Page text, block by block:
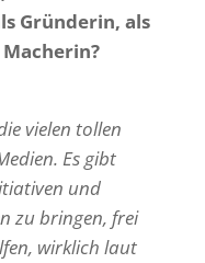
Gründerin, als
vielen tollen
Es gibt
und
zu bringen, frei
wirklich laut